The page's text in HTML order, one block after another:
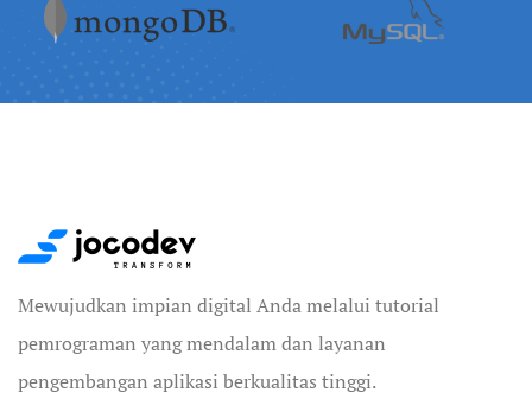
Mewujudkan impian digital Anda melalui tutorial
pemrograman yang mendalam dan layanan
pengembangan aplikasi berkualitas tinggi.